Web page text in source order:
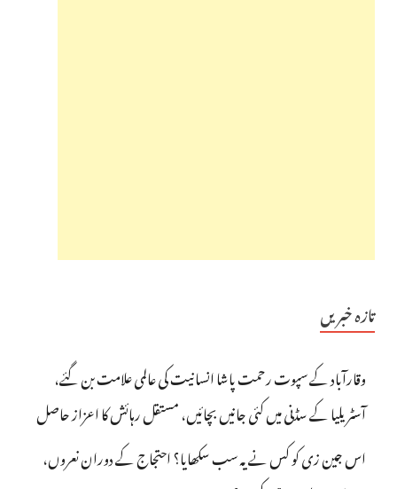
تازہ خبریں
وقارآباد کے سپوت رحمت پاشا انسانیت کی عالمی علامت بن گئے،
آسٹریلیا کے سڈنی میں کئی جانیں بچائیں، مستقل رہائش کا اعزاز حاصل
اس جین زی کو کس نے یہ سب سکھایا؟ احتجاج کے دوران نعروں،